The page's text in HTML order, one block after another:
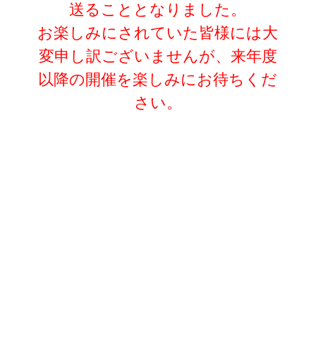
送ることとなりました。
お楽しみにされていた皆様には大
変申し訳ございませんが、来年度
以降の開催を楽しみにお待ちくだ
さい。